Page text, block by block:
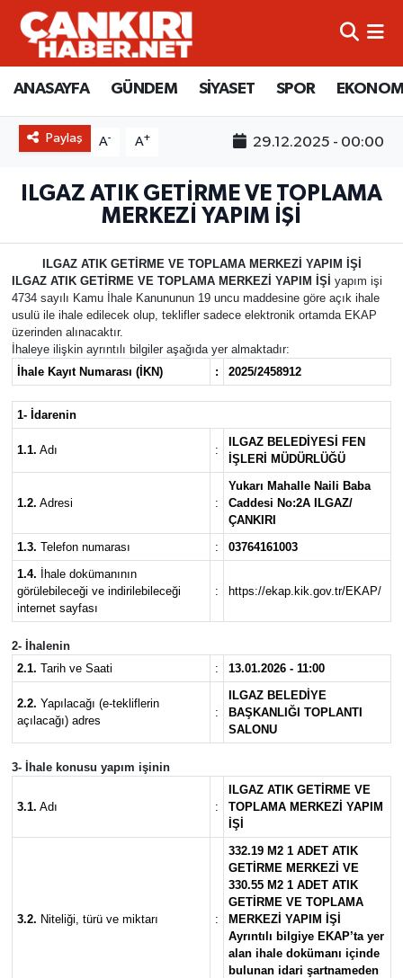
ANASAYFA GÜNDEM SİYASET SPOR
Paylaş A- A+ 29.12.2025 - 00:00
ILGAZ ATIK GETİRME VE TOPLAMA
MERKEZİ YAPIM İŞİ
ILGAZ ATIK GETİRME VE TOPLAMA MERKEZİ YAPIM İŞİ
ILGAZ ATIK GETİRME VE TOPLAMA MERKEZİ YAPIM İŞİ yapım işi
4734 sayılı Kamu İhale Kanununun 19 uncu maddesine göre açık ihale
usulü ile ihale edilecek olup, teklifler sadece elektronik ortamda EKAP
üzerinden alınacaktır.
İhaleye ilişkin ayrıntılı bilgiler aşağıda yer almaktadır:
İhale Kayıt Numarası (İKN)
: 2025/2458912
1- İdarenin
1.1. Adı :
ILGAZ BELEDİYESİ FEN
İŞLERİ MÜDÜRLÜĞÜ
1.2. Adresi :
Yukarı Mahalle Naili Baba
Caddesi No:2A ILGAZ/
ÇANKIRI
1.3. Telefon numarası :
03764161003
1.4. İhale dokümanının
görülebileceği ve indirilebileceği
internet sayfası
: https://ekap.kik.gov.tr/EKAP/
2- İhalenin
2.1. Tarih ve Saati : 13.01.2026 - 11:00
2.2. Yapılacağı (e-tekliflerin
açılacağı) adres
:
ILGAZ BELEDİYE
BAŞKANLIĞI TOPLANTI
SALONU
3- İhale konusu yapım işinin
3.1. Adı :
ILGAZ ATIK GETİRME VE
TOPLAMA MERKEZİ YAPIM
İŞİ
3.2. Niteliği, türü ve miktarı :
332.19 M2 1 ADET ATIK
GETİRME MERKEZİ VE
330.55 M2 1 ADET ATIK
GETİRME VE TOPLAMA
MERKEZİ YAPIM İŞİ
Ayrıntılı bilgiye EKAP’ta yer
alan ihale dokümanı içinde
bulunan idari şartnameden
ANASAYFA
GÜNDEM
SPOR
EĞİTİM
RESMİ İLANLAR
Künye
İletişim
BİYOGRAFİLER
GENEL
GÜNDEM
kimdir-nedir-nasil
SİYASET
SPOR
TEKNOLOJİ
VİZYONDAKİLER
Merkez Hava Durumu
Merkez Trafik Yoğunluk Haritası
Tüm Manşetler
Haber Arşivi